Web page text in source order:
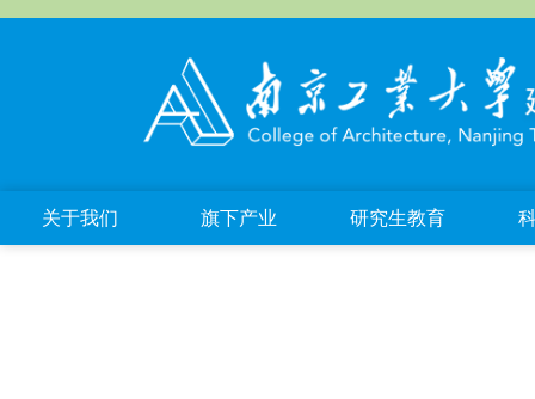
关于我们 旗下产业 研究生教育